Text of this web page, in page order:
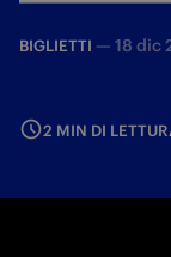
BIGLIETTI — 18 dic
2 MIN DI